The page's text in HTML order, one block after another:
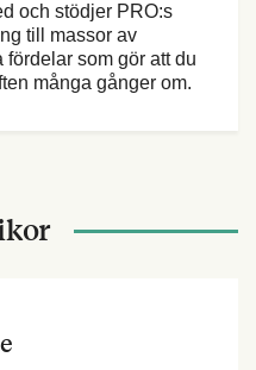
och stödjer PRO:s
till massor av
som gör att du
många gånger om.